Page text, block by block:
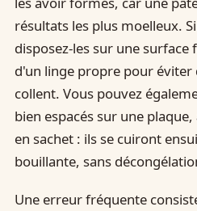
résultats les plus moelleux.
disposez-les sur une surface
d'un linge propre pour éviter
collent. Vous pouvez
bien espacés sur une
en sachet : ils se cuiront
bouillante, sans
Une erreur fréquente